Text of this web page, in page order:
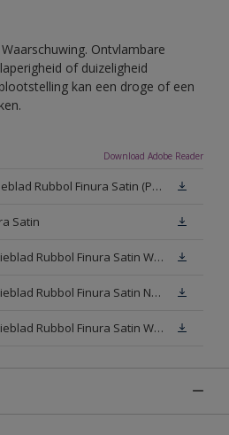
Ontvlambare
of duizeligheid
kan een droge of een
Download Adobe Reader
Technisch Informatieblad Rubbol Finura Satin (PDF)
Satin
Veiligheidsinformatieblad Rubbol Finura Satin W05 (MSDS)
Veiligheidsinformatieblad Rubbol Finura Satin N00 (MSDS)
Veiligheidsinformatieblad Rubbol Finura Satin White (MSDS)